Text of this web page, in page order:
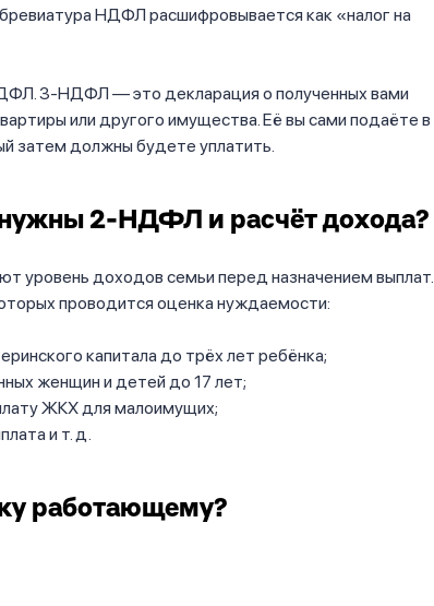
НДФЛ расшифровывается как «налог на
3-НДФЛ — это декларация о полученных вами
или другого имущества. Её вы сами подаёте в
затем должны будете уплатить.
2-НДФЛ и расчёт дохода?
уровень доходов семьи перед назначением выплат.
проводится оценка нуждаемости:
капитала до трёх лет ребёнка;
женщин и детей до 17 лет;
ЖКХ для малоимущих;
и т. д.
работающему?